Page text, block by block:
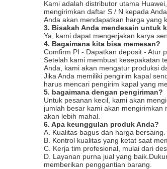
Kami adalah distributor utama
mengirimkan daftar S / N kepada
Anda akan mendapatkan harga yang
3. Bisakah Anda mendesain untuk
Ya, kami dapat mengerjakan karya
4. Bagaimana kita bisa memesan?
Comfirm PI - Dapatkan deposit - Atur
Setelah kami membuat kesepakatan
Anda, kami akan mengatur produksi
Jika Anda memiliki pengirim kapal
harus mencari pengirim kapal yang
5. bagaimana dengan pengiriman?
Untuk pesanan kecil, kami akan
jumlah besar kami akan
akan lebih mahal.
6. Apa keunggulan produk Anda?
A. Kualitas bagus dan harga bersaing.
B. Kontrol kualitas yang ketat saat
C. Kerja tim profesional, mulai dari
D. Layanan purna jual yang
memberikan penggantian barang.